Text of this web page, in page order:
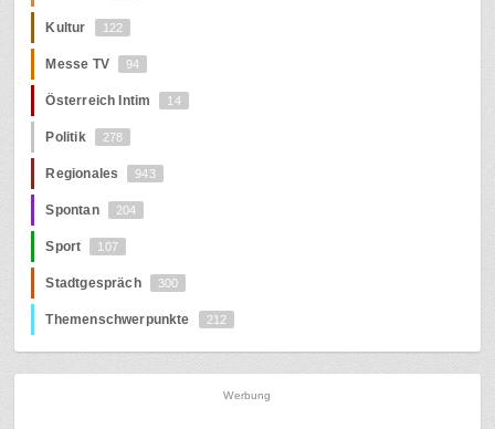
Kultur 122
Messe TV 94
Österreich Intim 14
Politik 278
Regionales 943
Spontan 204
Sport 107
Stadtgespräch 300
Themenschwerpunkte 212
Werbung